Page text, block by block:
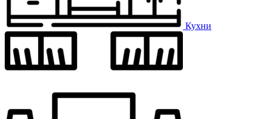
Кухни